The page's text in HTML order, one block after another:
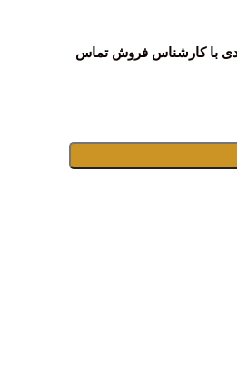
با کارشناس فروش تماس